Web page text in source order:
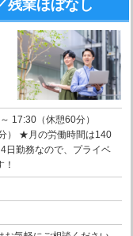
残業ほぼなし
17:30（休憩60分）
） ★月の労働時間は140
日勤務なので、プライベ